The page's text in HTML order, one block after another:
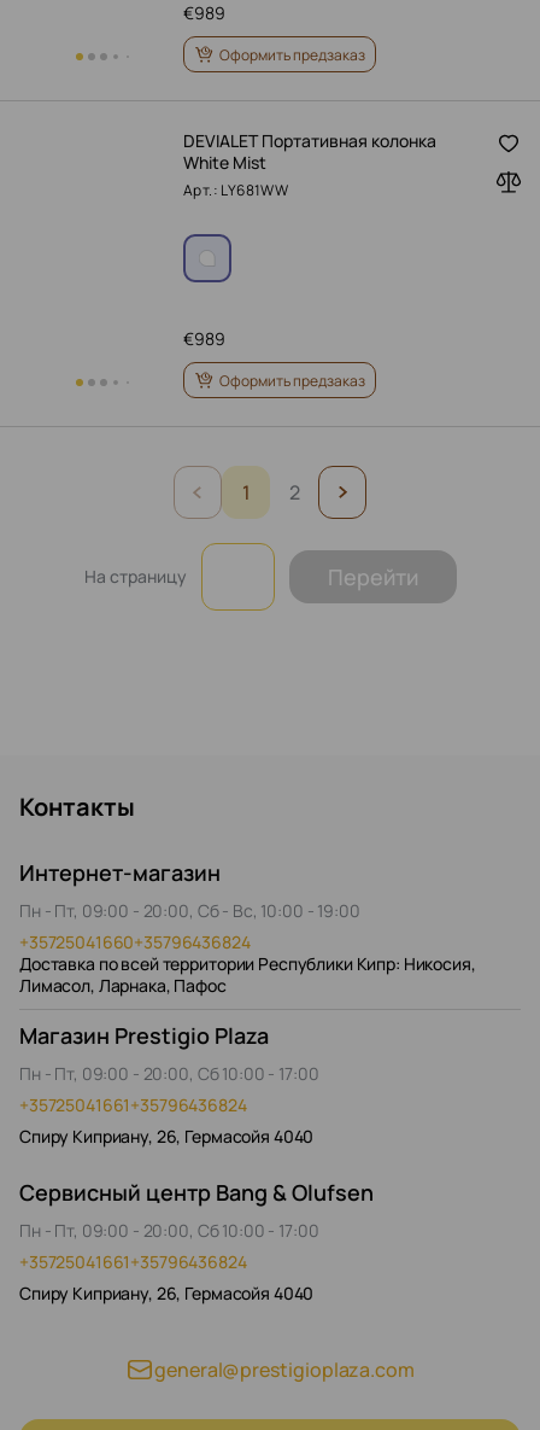
989
€
Оформить предзаказ
DEVIALET Портативная колонка
White Mist
Арт.: LY681WW
989
€
Оформить предзаказ
1 2
На страницу Перейти
Контакты
Интернет-магазин
Пн - Пт, 09:00 - 20:00, Сб - Вс, 10:00 - 19:00
+35725041660+35796436824
Доставка по всей территории Республики Кипр: Никосия,
Лимасол, Ларнака, Пафос
Магазин Prestigio Plaza
Пн - Пт, 09:00 - 20:00, Сб 10:00 - 17:00
+35725041661+35796436824
Спиру Киприану, 26, Гермасойя 4040
Сервисный центр Bang & Olufsen
Пн - Пт, 09:00 - 20:00, Сб 10:00 - 17:00
+35725041661+35796436824
Спиру Киприану, 26, Гермасойя 4040
general@prestigioplaza.com